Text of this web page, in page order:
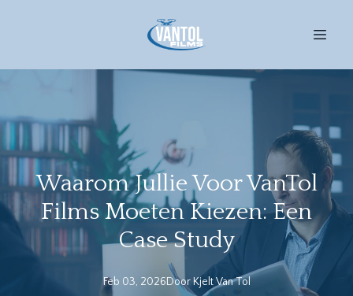
Waarom Jullie Voor VanTol
Films Moeten Kiezen: Een
Case Study
Feb 03, 2026Door Kjelt Van Tol